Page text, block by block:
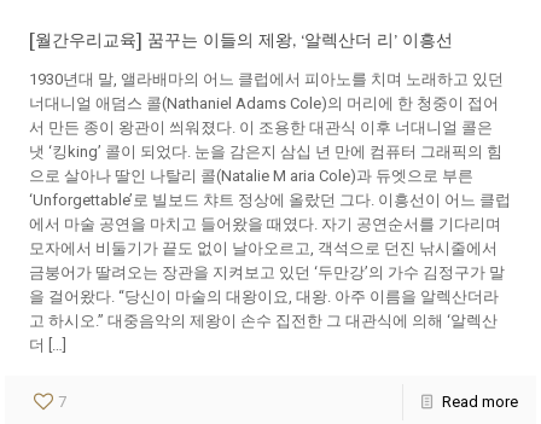
[월간우리교육] 꿈꾸는 이들의 제왕, ‘알렉산더 리’ 이흥선
1930년대 말, 앨라배마의 어느 클럽에서 피아노를 치며 노래하고 있던
너대니얼 애덤스 콜(Nathaniel Adams Cole)의 머리에 한 청중이 접어
서 만든 종이 왕관이 씌워졌다. 이 조용한 대관식 이후 너대니얼 콜은
냇 ‘킹king’ 콜이 되었다. 눈을 감은지 삼십 년 만에 컴퓨터 그래픽의 힘
으로 살아나 딸인 나탈리 콜(Natalie M aria Cole)과 듀엣으로 부른
‘Unforgettable’로 빌보드 챠트 정상에 올랐던 그다. 이흥선이 어느 클럽
에서 마술 공연을 마치고 들어왔을 때였다. 자기 공연순서를 기다리며
모자에서 비둘기가 끝도 없이 날아오르고, 객석으로 던진 낚시줄에서
금붕어가 딸려오는 장관을 지켜보고 있던 ‘두만강’의 가수 김정구가 말
을 걸어왔다. “당신이 마술의 대왕이요, 대왕. 아주 이름을 알렉산더라
고 하시오.” 대중음악의 제왕이 손수 집전한 그 대관식에 의해 ‘알렉산
더 […]
7 Read more